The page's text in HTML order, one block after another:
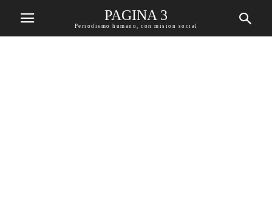
PAGINA 3
Periodismo humano, con mision social